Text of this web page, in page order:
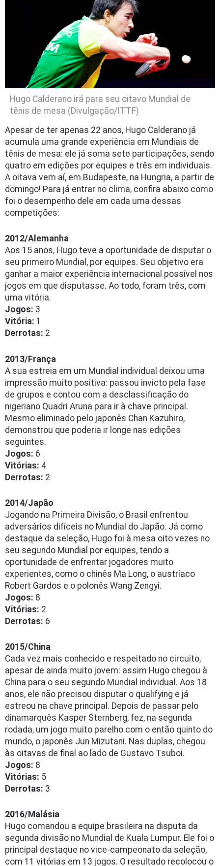
Hugo Calderano irá para seu oitavo Mundial de
tênis de mesa (Divulgação/ITTF)
Apesar de ter apenas 22 anos, Hugo Calderano já
acumula uma grande experiência em Mundiais de
tênis de mesa: ele já soma sete participações, sendo
quatro em edições por equipes e três em individuais.
A oitava vem aí, em Budapeste, na Hungria, a partir de
domingo! Para já entrar no clima, confira abaixo como
foi o desempenho dele em cada uma dessas
competições:
2012/Alemanha
Aos 15 anos, Hugo teve a oportunidade de disputar o
seu primeiro Mundial, por equipes. Seu objetivo era
ganhar a maior experiência internacional possível nos
jogos em que disputasse. Ao todo, foram três, com
uma vitória.
Jogos: 3
Vitória: 1
Derrotas: 2
2013/França
A sua estreia em um Mundial individual deixou uma
impressão muito positiva: passou invicto pela fase
de grupos e contou com a desclassificação do
nigeriano Quadri Aruna para ir à chave principal.
Mesmo eliminado pelo japonês Chan Kazuhiro,
demonstrou que poderia ir longe nas edições
seguintes.
Jogos: 6
Vitórias: 4
Derrotas: 2
2014/Japão
Jogando na Primeira Divisão, o Brasil enfrentou
adversários difíceis no Mundial do Japão. Já como
destaque da seleção, Hugo foi à mesa oito vezes no
seu segundo Mundial por equipes, tendo a
oportunidade de enfrentar jogadores muito
experientes, como o chinês Ma Long, o austríaco
Robert Gardos e o polonês Wang Zengyi.
Jogos: 8
Vitórias: 2
Derrotas: 6
2015/China
Cada vez mais conhecido e respeitado no circuito,
apesar de ainda muito jovem: assim Hugo chegou à
China para o seu segundo Mundial individual. Aos 18
anos, ele não precisou disputar o qualifying e já
estreou na chave principal. Depois de passar pelo
dinamarquês Kasper Sternberg, fez, na segunda
rodada, um jogo muito parelho com o então quinto do
mundo, o japonês Jun Mizutani. Nas duplas, chegou
às oitavas de final ao lado de Gustavo Tsuboi.
Jogos: 8
Vitórias: 5
Derrotas: 3
2016/Malásia
Hugo comandou a equipe brasileira na disputa da
segunda divisão no Mundial de Kuala Lumpur. Ele foi o
principal destaque no vice-campeonato da seleção,
com 11 vitórias em 13 jogos. O resultado recolocou o